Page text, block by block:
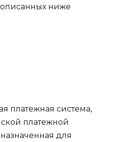
описанных ниже
платежная система,
платежной
для